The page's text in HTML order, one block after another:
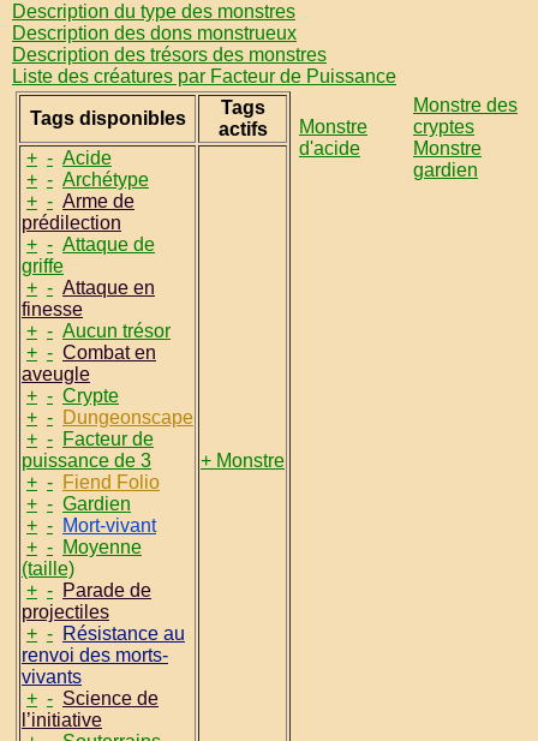
Description du type des monstres
Description des dons monstrueux
Description des trésors des monstres
Liste des créatures par Facteur de Puissance
Tags disponibles
Tags
actifs
+ - Acide
+ - Archétype
+ - Arme de
prédilection
+ - Attaque de
griffe
+ - Attaque en
finesse
+ - Aucun trésor
+ - Combat en
aveugle
+ - Crypte
+ - Dungeonscape
+ - Facteur de
puissance de 3
+ - Fiend Folio
+ - Gardien
+ - Mort-vivant
+ - Moyenne
(taille)
+ - Parade de
projectiles
+ - Résistance au
renvoi des morts-
vivants
+ - Science de
l’initiative
+ Monstre
Monstre
d'acide
Monstre des
cryptes
Monstre
gardien